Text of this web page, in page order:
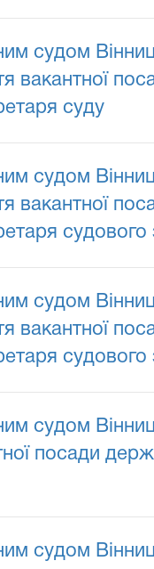
судом
вакантної
суду
судом
вакантної
судового
судом
вакантної
судового
судом
посади
судом